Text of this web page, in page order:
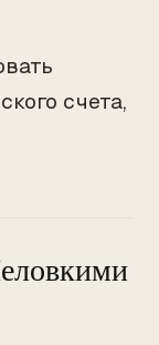
счета,